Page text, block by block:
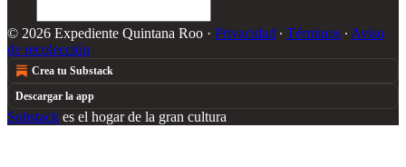
© 2026 Expediente Quintana Roo · Privacidad ∙ Términos ∙ Aviso
de recolección
Crea tu Substack
Descargar la app
Substack es el hogar de la gran cultura